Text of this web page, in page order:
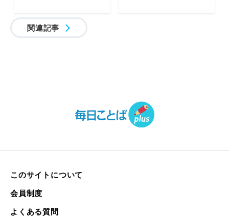
関連記事
このサイトについて
会員制度
よくある質問